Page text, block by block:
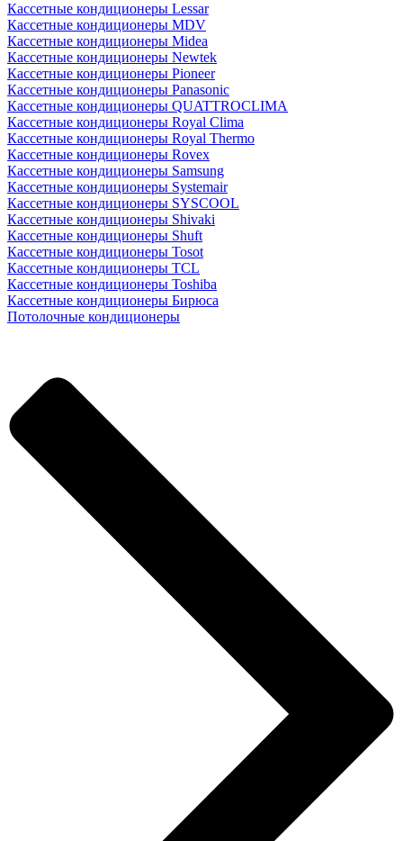
Кассетные кондиционеры Lessar
Кассетные кондиционеры MDV
Кассетные кондиционеры Midea
Кассетные кондиционеры Newtek
Кассетные кондиционеры Pioneer
Кассетные кондиционеры Panasonic
Кассетные кондиционеры QUATTROCLIMA
Кассетные кондиционеры Royal Clima
Кассетные кондиционеры Royal Thermo
Кассетные кондиционеры Rovex
Кассетные кондиционеры Samsung
Кассетные кондиционеры Systemair
Кассетные кондиционеры SYSCOOL
Кассетные кондиционеры Shivaki
Кассетные кондиционеры Shuft
Кассетные кондиционеры Tosot
Кассетные кондиционеры TCL
Кассетные кондиционеры Toshiba
Кассетные кондиционеры Бирюса
Потолочные кондиционеры